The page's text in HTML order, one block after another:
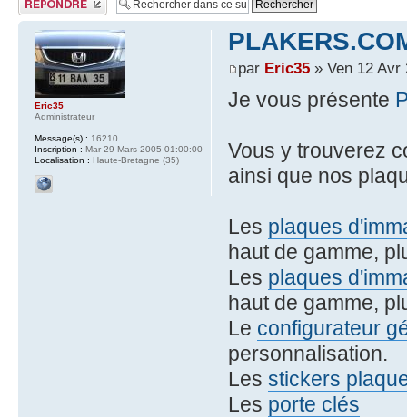
par Eric35» Ven 12 Avr
Je vous présente
Vous y trouverez
ainsi que nos
Les plaques
haut de gamme,
Les plaques
haut de gamme,
Le configurateur
personnalisation.
Les stickers
Les porte clés
Eric35
Administrateur
Message(s) : 16210
Inscription : Mar 29 Mars 2005 01:00:00
Localisation : Haute-Bretagne (35)